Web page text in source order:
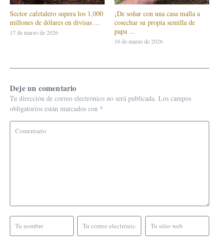
Sector cafetalero supera los 1,000
millones de dólares en divisas ...
17 de marzo de 2026
¡De soñar con una casa malla a
cosechar su propia semilla de
papa ...
16 de marzo de 2026
Deje un comentario
Tu dirección de correo electrónico no será publicada. Los campos
obligatorios están marcados con *